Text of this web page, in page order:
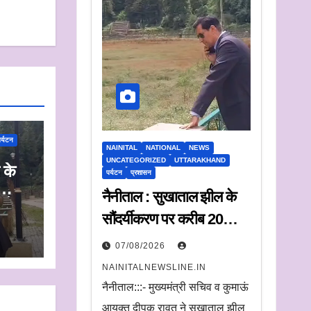
के
के
NAINITAL NATIONAL
NEWS
UNCATEGORIZED
UTTARAKHAND
पर्यटन
प्रशासन
नैनीताल : सुखाताल झील के
सौंदर्यीकरण पर करीब 20
करोड़ रुपये खर्च, संचालन के
लिए संस्था का चयन जल्द
07/08/2026
NAINITALNEWSLINE.IN
नैनीताल:::- मुख्यमंत्री सचिव व कुमाऊं
आयुक्त दीपक रावत ने सूखाताल झील